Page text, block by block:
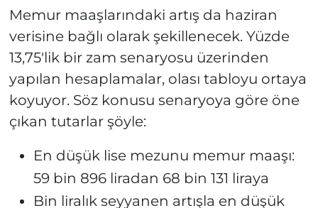
Memur maaşlarındaki artış da haziran
verisine bağlı olarak şekillenecek. Yüzde
13,75'lik bir zam senaryosu üzerinden
yapılan hesaplamalar, olası tabloyu ortaya
koyuyor. Söz konusu senaryoya göre öne
çıkan tutarlar şöyle:
En düşük lise mezunu memur maaşı:
59 bin 896 liradan 68 bin 131 liraya
Bin liralık seyyanen artışla en düşük